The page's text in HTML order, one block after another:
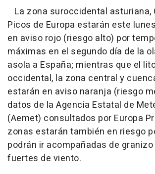
La zona suroccidental asturiana,
Picos de Europa estarán este
en aviso rojo (riesgo alto) por
máximas en el segundo día de la
asola a España; mientras que el
occidental, la zona central y
estarán en aviso naranja (riesgo
datos de la Agencia Estatal de
(Aemet) consultados por Europa
zonas estarán también en riesgo
podrán ir acompañadas de
fuertes de viento.